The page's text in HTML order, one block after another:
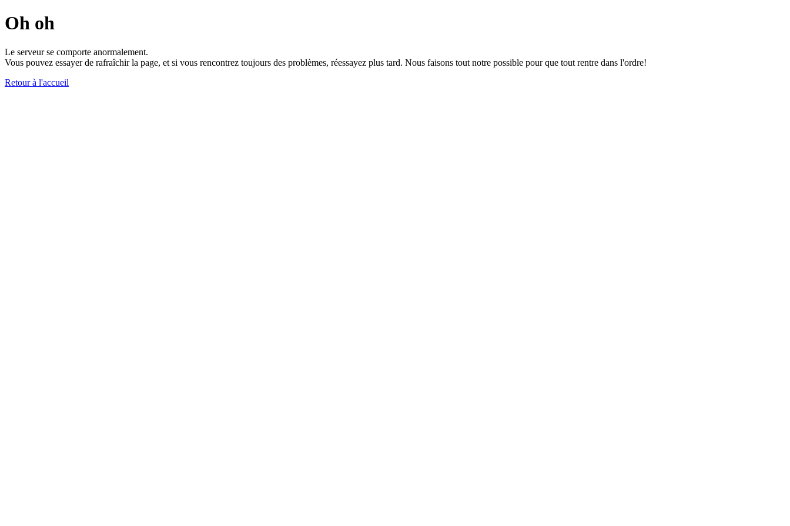
Oh oh
Le serveur se comporte anormalement.
Vous pouvez essayer de rafraîchir la page, et si vous rencontrez toujours des problèmes, réessayez plus tard. Nous faisons tout notre possible pour que tout rentre dans l'ordre!
Retour à l'accueil